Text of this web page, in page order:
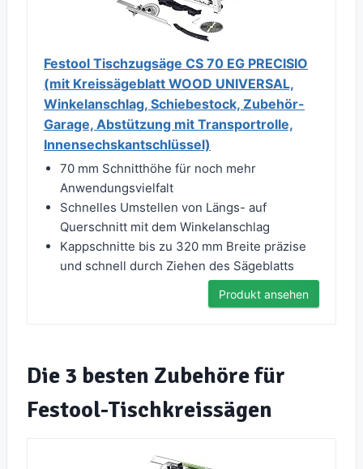
Festool Tischzugsäge CS 70 EG PRECISIO
(mit Kreissägeblatt WOOD UNIVERSAL,
Winkelanschlag, Schiebestock, Zubehör-
Garage, Abstützung mit Transportrolle,
Innensechskantschlüssel)
70 mm Schnitthöhe für noch mehr
Anwendungsvielfalt
Schnelles Umstellen von Längs- auf
Querschnitt mit dem Winkelanschlag
Kappschnitte bis zu 320 mm Breite präzise
und schnell durch Ziehen des Sägeblatts
Produkt ansehen
Die 3 besten Zubehöre für
Festool-Tischkreissägen